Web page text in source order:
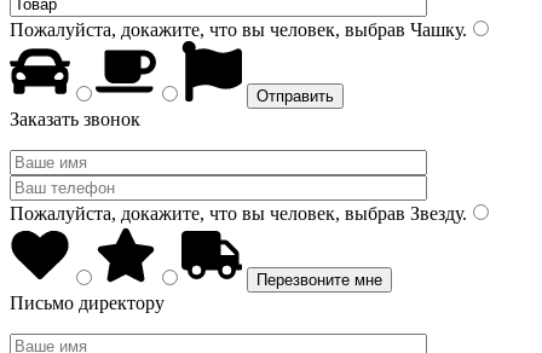
Пожалуйста, докажите, что вы человек, выбрав Чашку.
Заказать звонок
Пожалуйста, докажите, что вы человек, выбрав Звезду.
Письмо директору